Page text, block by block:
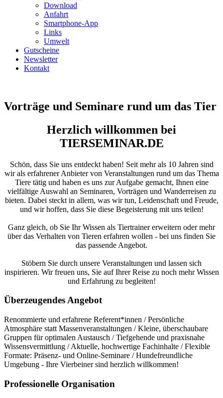
Download
Anfahrt
Smartphone-App
Links
Umwelt
Gutscheine
Newsletter
Kontakt
Vorträge und Seminare rund um das Tier
Herzlich willkommen bei
TIERSEMINAR.DE
Schön, dass Sie uns entdeckt haben! Seit mehr als 10 Jahren sind
wir als erfahrener Anbieter von Veranstaltungen rund um das Thema
Tiere tätig und haben es uns zur Aufgabe gemacht, Ihnen eine
vielfältige Auswahl an Seminaren, Vorträgen und Wanderreisen zu
bieten. Dabei steckt in allem, was wir tun, Leidenschaft und Freude,
und wir hoffen, dass Sie diese Begeisterung mit uns teilen!
Ganz gleich, ob Sie Ihr Wissen als Tiertrainer erweitern oder mehr
über das Verhalten von Tieren erfahren wollen - bei uns finden Sie
das passende Angebot.
Stöbern Sie durch unsere Veranstaltungen und lassen sich
inspirieren. Wir freuen uns, Sie auf Ihrer Reise zu noch mehr Wissen
und Erfahrung zu begleiten!
Überzeugendes Angebot
Renommierte und erfahrene Referent*innen / Persönliche
Atmosphäre statt Massenveranstaltungen / Kleine, überschaubare
Gruppen für optimalen Austausch / Tiefgehende und praxisnahe
Wissensvermittlung / Aktuelle, hochwertige Fachinhalte / Flexible
Formate: Präsenz- und Online-Seminare / Hundefreundliche
Umgebung - Ihre Vierbeiner sind herzlich willkommen!
Professionelle Organisation